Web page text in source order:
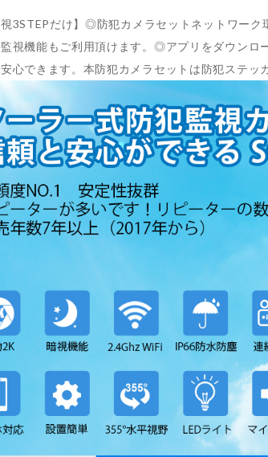
視3STEPだけ】◎防犯カメラセットネットワー
視機能もご利用頂けます。◎アプリをダウン
心できます。本防犯カメラセットは防犯ステッ